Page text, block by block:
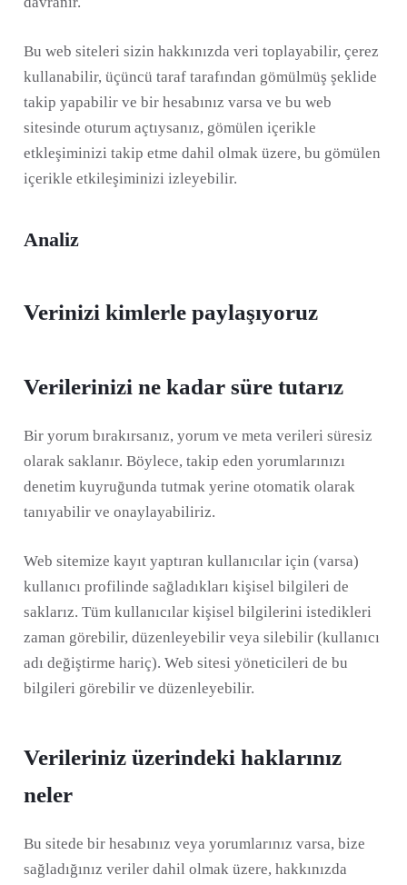
Bu web siteleri sizin hakkınızda veri toplayabilir, çerez
kullanabilir, üçüncü taraf tarafından gömülmüş şeklide
takip yapabilir ve bir hesabınız varsa ve bu web
sitesinde oturum açtıysanız, gömülen içerikle
etkleşiminizi takip etme dahil olmak üzere, bu gömülen
içerikle etkileşiminizi izleyebilir.
Analiz
Verinizi kimlerle paylaşıyoruz
Verilerinizi ne kadar süre tutarız
Bir yorum bırakırsanız, yorum ve meta verileri süresiz
olarak saklanır. Böylece, takip eden yorumlarınızı
denetim kuyruğunda tutmak yerine otomatik olarak
tanıyabilir ve onaylayabiliriz.
Web sitemize kayıt yaptıran kullanıcılar için (varsa)
kullanıcı profilinde sağladıkları kişisel bilgileri de
saklarız. Tüm kullanıcılar kişisel bilgilerini istedikleri
zaman görebilir, düzenleyebilir veya silebilir (kullanıcı
adı değiştirme hariç). Web sitesi yöneticileri de bu
bilgileri görebilir ve düzenleyebilir.
Verileriniz üzerindeki haklarınız
neler
Bu sitede bir hesabınız veya yorumlarınız varsa, bize
sağladığınız veriler dahil olmak üzere, hakkınızda